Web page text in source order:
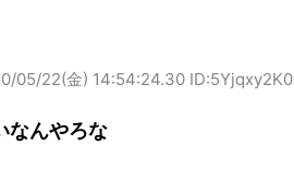
05/22(金) 14:54:24.30 ID:5Yjqxy2K0
なんやろな